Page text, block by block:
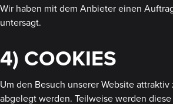
Wir haben mit dem Anbieter einen
untersagt.
4) COOKIES
Um den Besuch unserer Website
abgelegt werden. Teilweise werden